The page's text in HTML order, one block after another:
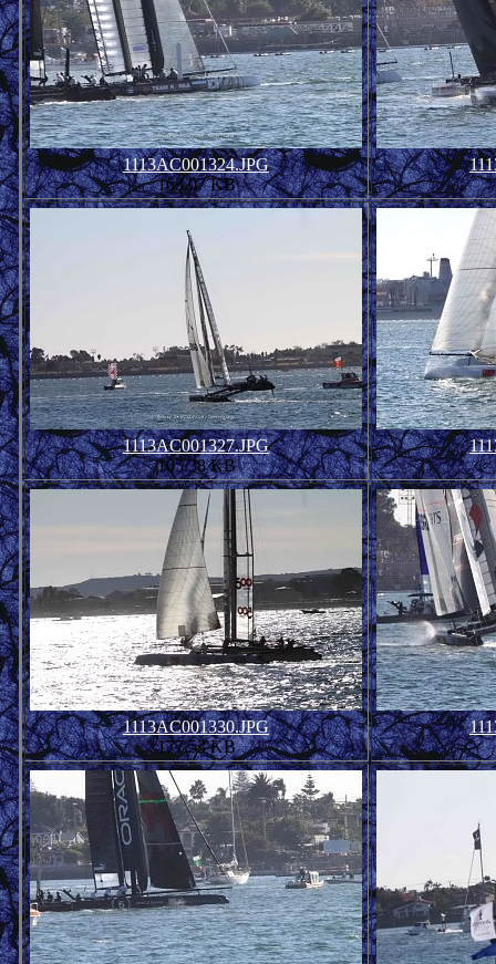
1113AC001324.JPG
163.07 KB
1113AC001327.JPG
105.38 KB
1113AC001330.JPG
177.53 KB